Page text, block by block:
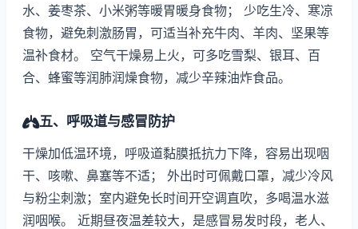
水、姜枣茶、小米粥等暖胃暖身食物； 少吃生冷、寒凉
食物，避免刺激肠胃，可适当补充牛肉、羊肉、坚果等
温补食材。 空气干燥易上火，可多吃雪梨、银耳、百
合、蜂蜜等润肺润燥食物，减少辛辣油炸食品。
五、呼吸道与感冒防护
干燥加低温环境，呼吸道黏膜抵抗力下降，容易出现咽
干、咳嗽、鼻塞等不适； 外出时可佩戴口罩，减少冷风
与粉尘刺激；室内避免长时间开空调直吹，多喝温水滋
润咽喉。 近期昼夜温差较大，是感冒易发时段，老人、